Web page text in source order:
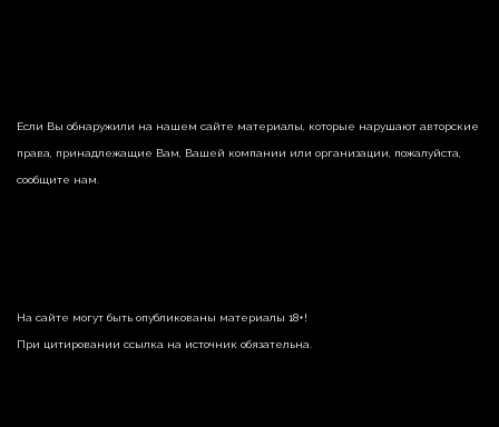
Если Вы обнаружили на нашем сайте материалы, которые нарушают авторские
права, принадлежащие Вам, Вашей компании или организации, пожалуйста,
сообщите нам.
На сайте могут быть опубликованы материалы 18+!
При цитировании ссылка на источник обязательна.